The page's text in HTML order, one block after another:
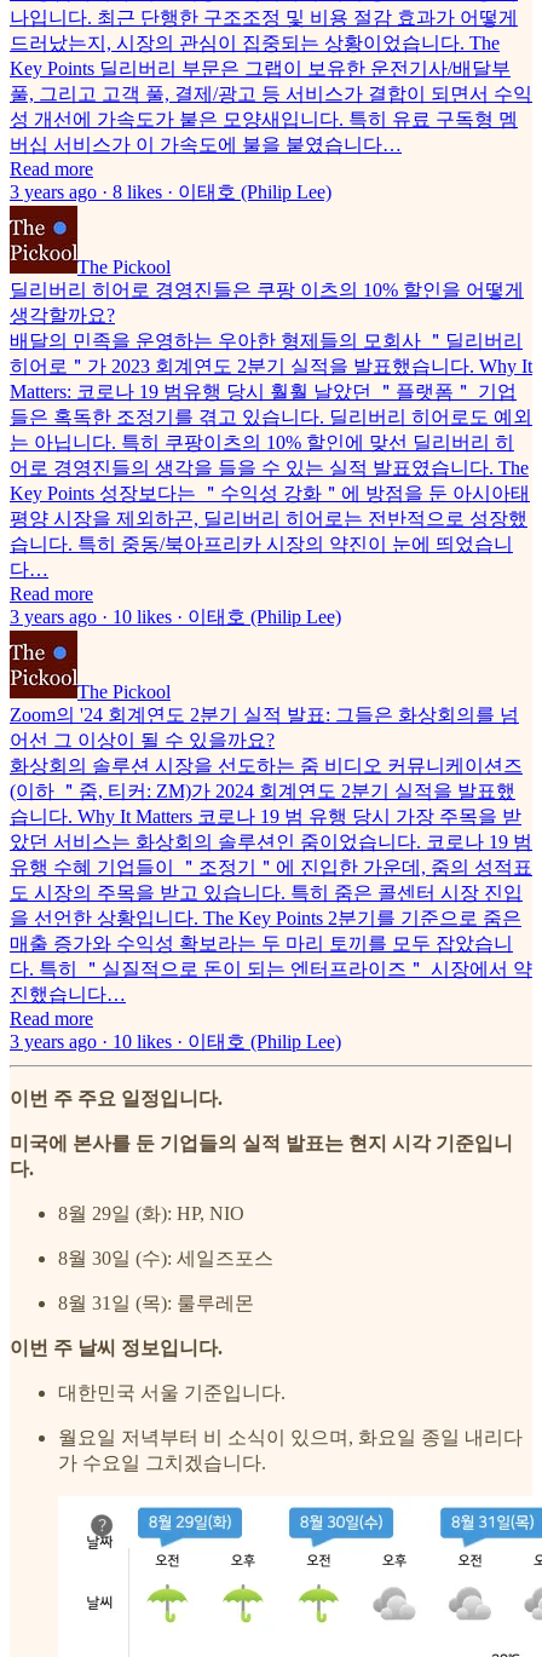
나입니다. 최근 단행한 구조조정 및 비용 절감 효과가 어떻게
드러났는지, 시장의 관심이 집중되는 상황이었습니다. The
Key Points 딜리버리 부문은 그랩이 보유한 운전기사/배달부
풀, 그리고 고객 풀, 결제/광고 등 서비스가 결합이 되면서 수익
성 개선에 가속도가 붙은 모양새입니다. 특히 유료 구독형 멤
버십 서비스가 이 가속도에 불을 붙였습니다…
Read more
3 years ago · 8 likes · 이태호 (Philip Lee)
The Pickool
딜리버리 히어로 경영진들은 쿠팡 이츠의 10% 할인을 어떻게
생각할까요?
배달의 민족을 운영하는 우아한 형제들의 모회사 ＂딜리버리
히어로＂가 2023 회계연도 2분기 실적을 발표했습니다. Why It
Matters: 코로나 19 범유행 당시 훨훨 날았던 ＂플랫폼＂ 기업
들은 혹독한 조정기를 겪고 있습니다. 딜리버리 히어로도 예외
는 아닙니다. 특히 쿠팡이츠의 10% 할인에 맞선 딜리버리 히
어로 경영진들의 생각을 들을 수 있는 실적 발표였습니다. The
Key Points 성장보다는 ＂수익성 강화＂에 방점을 둔 아시아태
평양 시장을 제외하곤, 딜리버리 히어로는 전반적으로 성장했
습니다. 특히 중동/북아프리카 시장의 약진이 눈에 띄었습니
다…
Read more
3 years ago · 10 likes · 이태호 (Philip Lee)
The Pickool
Zoom의 '24 회계연도 2분기 실적 발표: 그들은 화상회의를 넘
어선 그 이상이 될 수 있을까요?
화상회의 솔루션 시장을 선도하는 줌 비디오 커뮤니케이션즈
(이하 ＂줌, 티커: ZM)가 2024 회계연도 2분기 실적을 발표했
습니다. Why It Matters 코로나 19 범 유행 당시 가장 주목을 받
았던 서비스는 화상회의 솔루션인 줌이었습니다. 코로나 19 범
유행 수혜 기업들이 ＂조정기＂에 진입한 가운데, 줌의 성적표
도 시장의 주목을 받고 있습니다. 특히 줌은 콜센터 시장 진입
을 선언한 상황입니다. The Key Points 2분기를 기준으로 줌은
매출 증가와 수익성 확보라는 두 마리 토끼를 모두 잡았습니
다. 특히 ＂실질적으로 돈이 되는 엔터프라이즈＂ 시장에서 약
진했습니다…
Read more
3 years ago · 10 likes · 이태호 (Philip Lee)
이번 주 주요 일정입니다.
미국에 본사를 둔 기업들의 실적 발표는 현지 시각 기준입니
다.
8월 29일 (화): HP, NIO
8월 30일 (수): 세일즈포스
8월 31일 (목): 룰루레몬
이번 주 날씨 정보입니다.
대한민국 서울 기준입니다.
월요일 저녁부터 비 소식이 있으며, 화요일 종일 내리다
가 수요일 그치겠습니다.